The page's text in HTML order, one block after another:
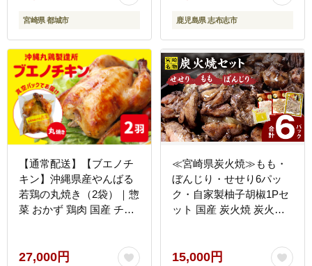
宮崎県 都城市 鹿児島県 志布志市
【通常配送】【ブエノチ
キン】沖縄県産やんばる
若鶏の丸焼き（2袋）｜惣
菜 おかず 鶏肉 国産 チキ
27,000円
≪宮崎県炭火焼≫もも・
ぼんじり・せせり6パッ
ク・自家製柚子胡椒1Pセ
ット 国産 炭火焼 炭火焼
分け おつまみ つまみ
15,000円